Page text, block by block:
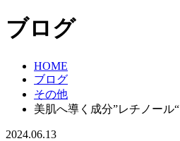
ブログ
HOME
ブログ
その他
美肌へ導く成分”レチノール“
2024.06.13